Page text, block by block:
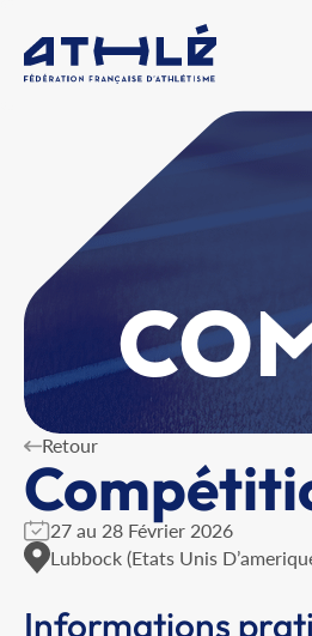
Retour
27 au 28 Février 2026
Lubbock (Etats Unis
Informations